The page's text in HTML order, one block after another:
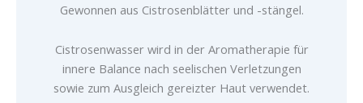
Gewonnen aus Cistrosenblätter und -stängel.
Cistrosenwasser wird in der Aromatherapie für
innere Balance nach seelischen Verletzungen
sowie zum Ausgleich gereizter Haut verwendet.